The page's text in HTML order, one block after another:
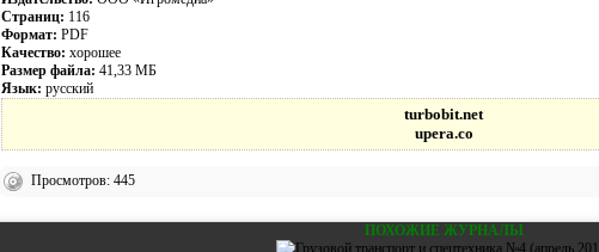
Страниц: 116
Формат: PDF
Качество: хорошее
Размер файла: 41,33 МБ
Язык: русский
turbobit.net
upera.co
Просмотров: 445
ПОХОЖИЕ ЖУРНАЛЫ